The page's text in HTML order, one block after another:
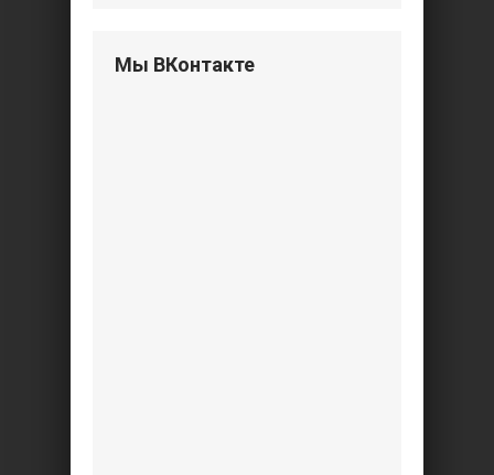
Мы ВКонтакте